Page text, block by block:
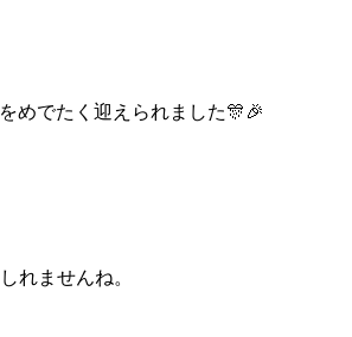
めでたく迎えられました🎊🎉
れませんね。